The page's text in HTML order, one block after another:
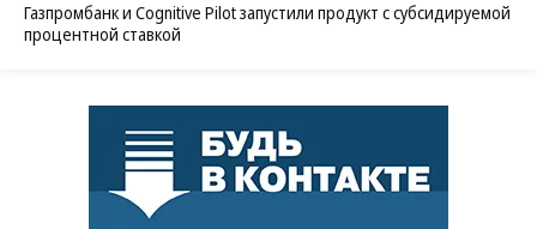
Газпромбанк и Cognitive Pilot запустили продукт с субсидируемой
процентной ставкой